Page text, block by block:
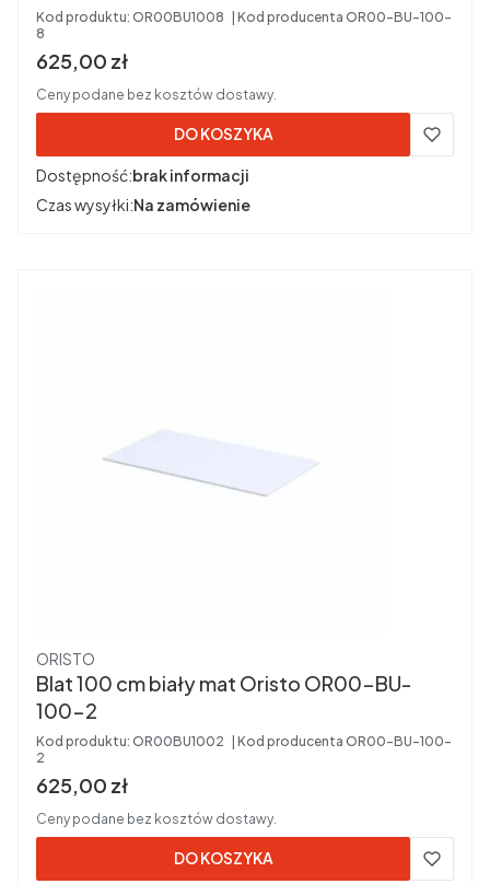
Kod produktu: OR00BU1008 Kod producenta OR00-BU-100-
8
Cena brutto
625,00 zł
Ceny podane bez kosztów dostawy.
DO KOSZYKA
Dostępność:brak informacji
Czas wysyłki:Na zamówienie
Producent
ORISTO
Blat 100 cm biały mat Oristo OR00-BU-
100-2
Kod produktu: OR00BU1002 Kod producenta OR00-BU-100-
2
Cena brutto
625,00 zł
Ceny podane bez kosztów dostawy.
DO KOSZYKA